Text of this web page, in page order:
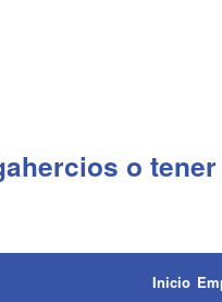
o
Inicio